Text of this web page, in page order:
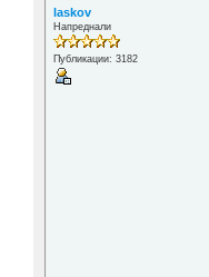
laskov
Напреднали
Публикации: 3182